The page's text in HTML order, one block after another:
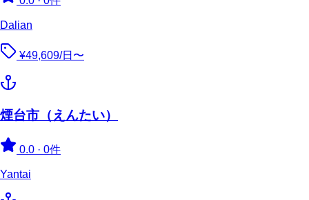
Dalian
¥49,609/日〜
煙台市（えんたい）
0.0 · 0件
Yantai